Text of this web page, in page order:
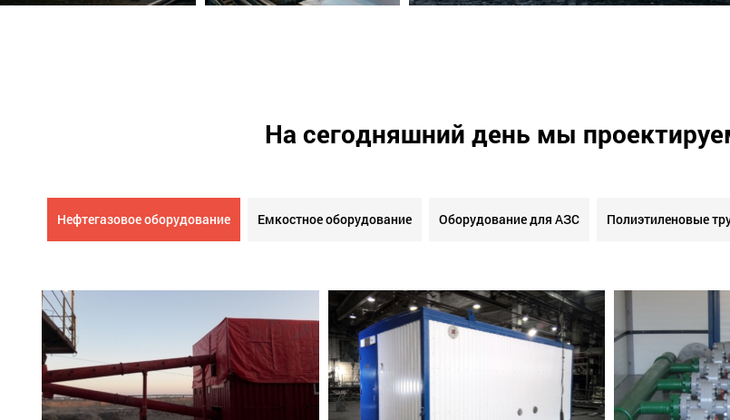
На сегодняшний день мы
Нефтегазовое оборудование Емкостное оборудование Оборудование для АЗС Полиэтиленовые